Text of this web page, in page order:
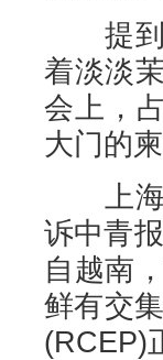
提到
着淡淡
会上，
大门的
上海
诉中青
自越南
鲜有交
(RCEP)